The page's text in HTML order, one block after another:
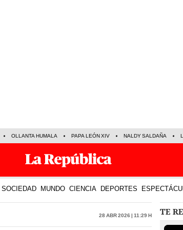
OLLANTA HUMALA PAPA LEÓN XIV NALDY SALDAÑA
SOCIEDAD MUNDO CIENCIA DEPORTES
28 Abr 2026 | 11:29 h TE